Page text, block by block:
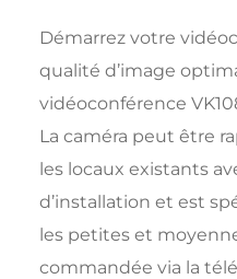
Démarrez votre
qualité d’image
vidéoconférence
La caméra peut être
les locaux existants
d’installation et est
les petites et
commandée via la